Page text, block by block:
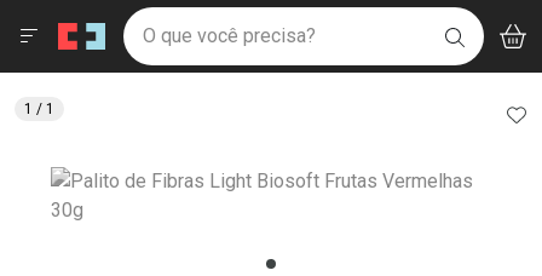
Drogaria São Paulo
Ir direto para a home
pela página
Ir direto para o conteúdo
Ir direto para a busca
Ir direto para a conta
Ir direto para a notificações
Ir direto para o carrinho
Ir direto para o menu
Faça a sua busca
O que você precisa? BUSCAR
Menu
1 / 1